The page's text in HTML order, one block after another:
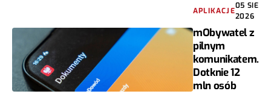
APLIKACJE
05 SIE
2026
mObywatel z
pilnym
komunikatem.
Dotknie 12
mln osób